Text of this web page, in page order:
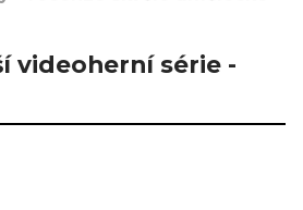
videoherní série -